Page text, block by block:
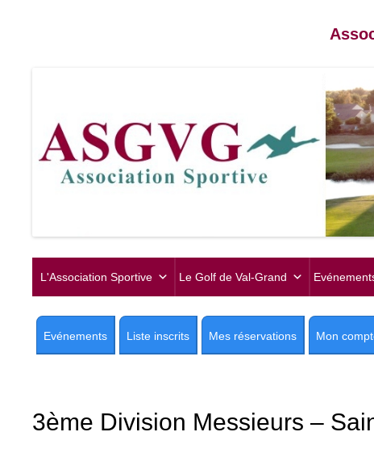
L'Association Sportive Le Golf de Val-Grand
Evénements Liste inscrits Mes réservations Mon
3ème Division Messieurs –